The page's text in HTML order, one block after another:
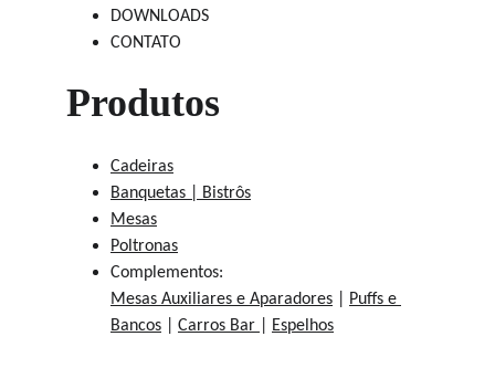
DOWNLOADS
CONTATO
Produtos
Cadeiras
Banquetas | Bistrôs
Mesas
Poltronas
Complementos:
Mesas Auxiliares e Aparadores
Puffs e
Bancos
Carros Bar Espelhos